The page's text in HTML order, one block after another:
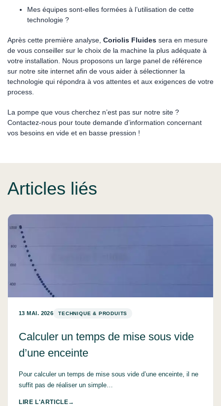
Mes équipes sont-elles formées à l’utilisation de cette
technologie ?
Après cette première analyse, Coriolis Fluides sera en mesure
de vous conseiller sur le choix de la machine la plus adéquate à
votre installation. Nous proposons un large panel de référence
sur notre site internet afin de vous aider à sélectionner la
technologie qui répondra à vos attentes et aux exigences de votre
process.
La pompe que vous cherchez n’est pas sur notre site ?
Contactez-nous pour toute demande d’information concernant
vos besoins en vide et en basse pression !
Articles liés
13 MAI. 2026 TECHNIQUE & PRODUITS
Calculer un temps de mise sous vide
d’une enceinte
Pour calculer un temps de mise sous vide d’une enceinte, il ne
suffit pas de réaliser un simple…
LIRE L'ARTICLE